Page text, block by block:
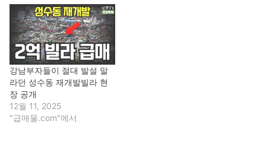
강남부자들이 절대 발설 말
라던 성수동 재개발빌라 현
장 공개
12월 11, 2025
"급매물.com"에서